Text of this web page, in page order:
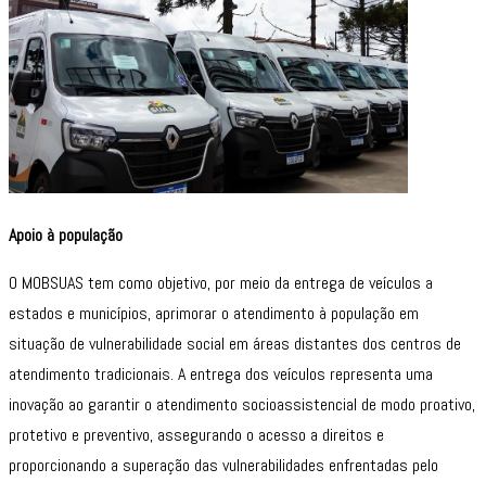
Apoio à população
O MOBSUAS tem como objetivo, por meio da entrega de veículos a
estados e municípios, aprimorar o atendimento à população em
situação de vulnerabilidade social em áreas distantes dos centros de
atendimento tradicionais. A entrega dos veículos representa uma
inovação ao garantir o atendimento socioassistencial de modo proativo,
protetivo e preventivo, assegurando o acesso a direitos e
proporcionando a superação das vulnerabilidades enfrentadas pelo